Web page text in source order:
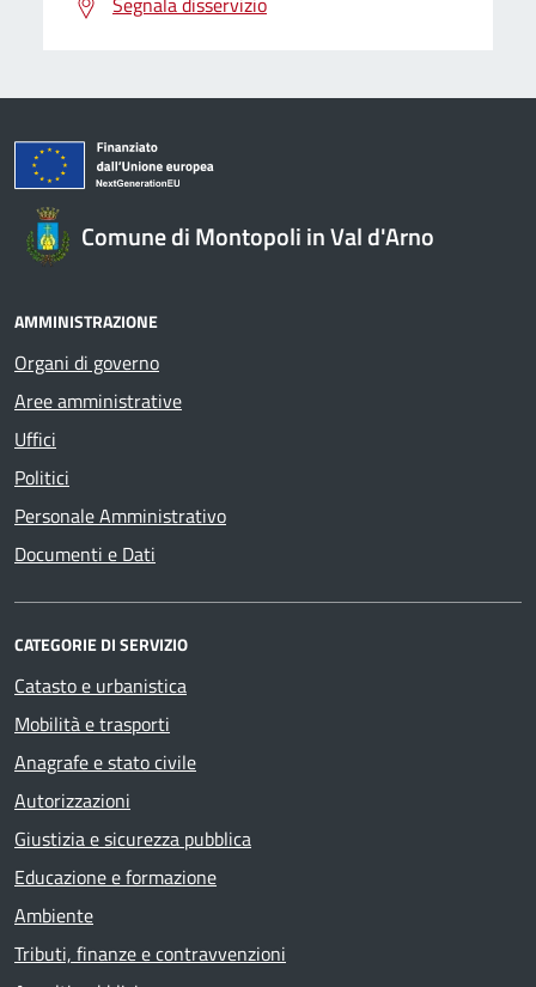
Comune di Montopoli in Val d'Arno
AMMINISTRAZIONE
Organi di governo
Aree amministrative
Uffici
Politici
Personale Amministrativo
Documenti e Dati
CATEGORIE DI SERVIZIO
Catasto e urbanistica
Mobilità e trasporti
Anagrafe e stato civile
Autorizzazioni
Giustizia e sicurezza pubblica
Educazione e formazione
Ambiente
Tributi, finanze e contravvenzioni